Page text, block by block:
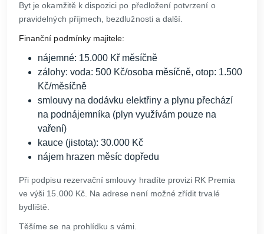
Byt je okamžitě k dispozici po předložení potvrzení o
pravidelných příjmech, bezdlužnosti a další.
Finanční podmínky majitele:
nájemné: 15.000 Kř měsíčně
zálohy: voda: 500 Kč/osoba měsíčně, otop: 1.500
Kč/měsíčně
smlouvy na dodávku elektřiny a plynu přechází
na podnájemníka (plyn využívám pouze na
vaření)
kauce (jistota): 30.000 Kč
nájem hrazen měsíc dopředu
Při podpisu rezervační smlouvy hradíte provizi RK Premia
ve výši 15.000 Kč. Na adrese není možné zřídit trvalé
bydliště.
Těšíme se na prohlídku s vámi.